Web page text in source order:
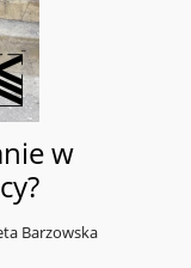
w
Barzowska